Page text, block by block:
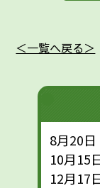
＜一覧へ戻る＞
8月20日
10月15
12月17